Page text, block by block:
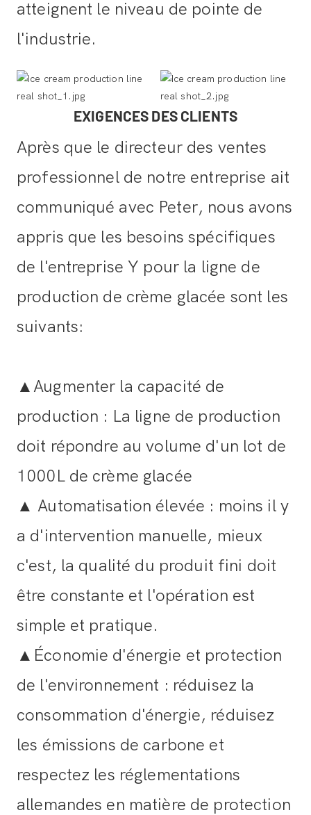
atteignent le niveau de pointe de
l'industrie.
EXIGENCES DES CLIENTS
Après que le directeur des ventes
professionnel de notre entreprise ait
communiqué avec Peter, nous avons
appris que les besoins spécifiques
de l'entreprise Y pour la ligne de
production de crème glacée sont les
suivants:
▲Augmenter la capacité de
production : La ligne de production
doit répondre au volume d'un lot de
1000L de crème glacée
▲ Automatisation élevée : moins il y
a d'intervention manuelle, mieux
c'est, la qualité du produit fini doit
être constante et l'opération est
simple et pratique.
▲Économie d'énergie et protection
de l'environnement : réduisez la
consommation d'énergie, réduisez
les émissions de carbone et
respectez les réglementations
allemandes en matière de protection